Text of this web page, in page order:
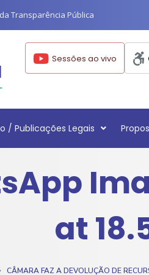
Transparência Pública
Sessões ao vivo
/ Publicações Legais
at
CÂMARA FAZ A DEVOLUÇÃO DE